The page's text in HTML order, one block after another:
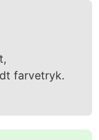
farvetryk.